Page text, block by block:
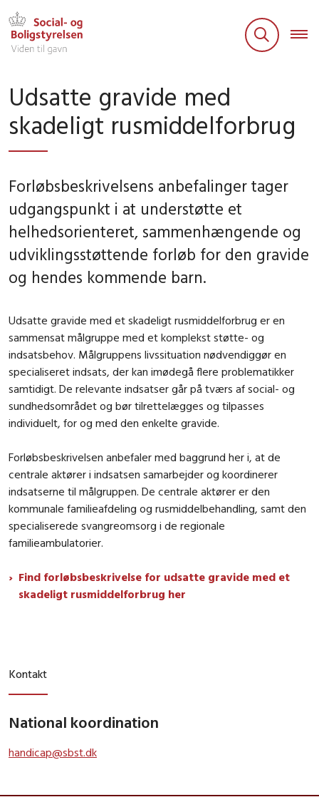
Udsatte gravide med
skadeligt rusmiddelforbrug
Forløbsbeskrivelsens anbefalinger tager
udgangspunkt i at understøtte et
helhedsorienteret, sammenhængende og
udviklingsstøttende forløb for den gravide
og hendes kommende barn.
Udsatte gravide med et skadeligt rusmiddelforbrug er en
sammensat målgruppe med et komplekst støtte- og
indsatsbehov. Målgruppens livssituation nødvendiggør en
specialiseret indsats, der kan imødegå flere problematikker
samtidigt. De relevante indsatser går på tværs af social- og
sundhedsområdet og bør tilrettelægges og tilpasses
individuelt, for og med den enkelte gravide.
Forløbsbeskrivelsen anbefaler med baggrund her i, at de
centrale aktører i indsatsen samarbejder og koordinerer
indsatserne til målgruppen. De centrale aktører er den
kommunale familieafdeling og rusmiddelbehandling, samt den
specialiserede svangreomsorg i de regionale
familieambulatorier.
Find forløbsbeskrivelse for udsatte gravide med et
skadeligt rusmiddelforbrug her
Kontakt
National koordination
handicap@sbst.dk